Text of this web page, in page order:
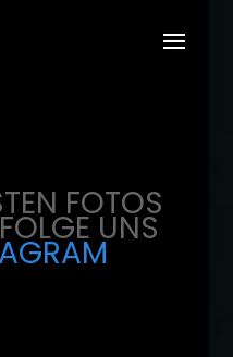
FOTOS
UNS